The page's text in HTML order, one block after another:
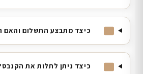
כיצד מתבצע התשלום והאם
כיצד ניתן לתלות את